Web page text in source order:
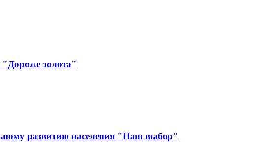
золота"
развитию населения "Наш выбор"